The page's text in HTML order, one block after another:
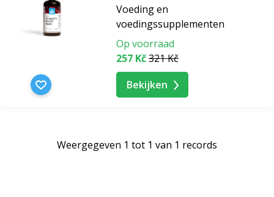
Voeding en
voedingssupplementen
Op voorraad
257 Kč321 Kč
Bekijken
Weergegeven 1 tot 1 van 1 records